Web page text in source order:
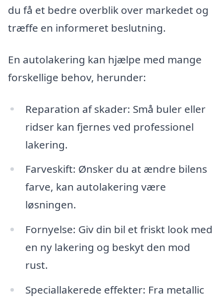
du få et bedre overblik over markedet og
træffe en informeret beslutning.
En autolakering kan hjælpe med mange
forskellige behov, herunder:
Reparation af skader: Små buler eller
ridser kan fjernes ved professionel
lakering.
Farveskift: Ønsker du at ændre bilens
farve, kan autolakering være
løsningen.
Fornyelse: Giv din bil et friskt look med
en ny lakering og beskyt den mod
rust.
Speciallakerede effekter: Fra metallic